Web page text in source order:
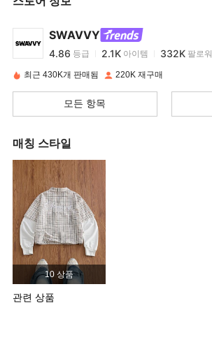
SWAVVY
4.86
4.86 등급 2.1K 아이템 332K 팔로워
o***n 이(가) 하루 전에 지불됨
4.86 2.1K 332K
4.86
4.86 2.1K
4.86 2.1K
4.86
최근 430K개 판매됨 220K 재구매
모든 항목
매칭 스타일
10 상품
관련 상품